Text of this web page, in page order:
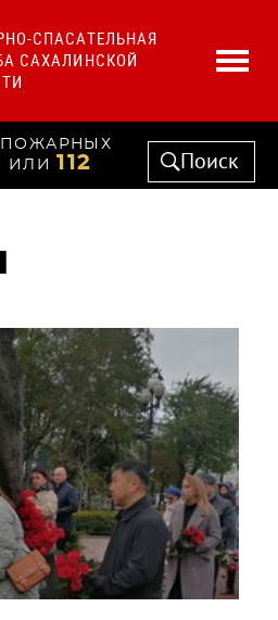
СПАСАТЕЛЬНАЯ
САХАЛИНСКОЙ
ИЛИ 112 Поиск